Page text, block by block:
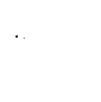
.